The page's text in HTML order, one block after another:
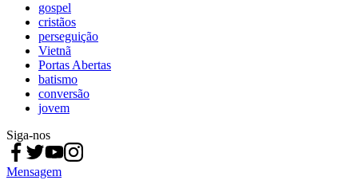
gospel
cristãos
perseguição
Vietnã
Portas Abertas
batismo
conversão
jovem
Siga-nos
Mensagem